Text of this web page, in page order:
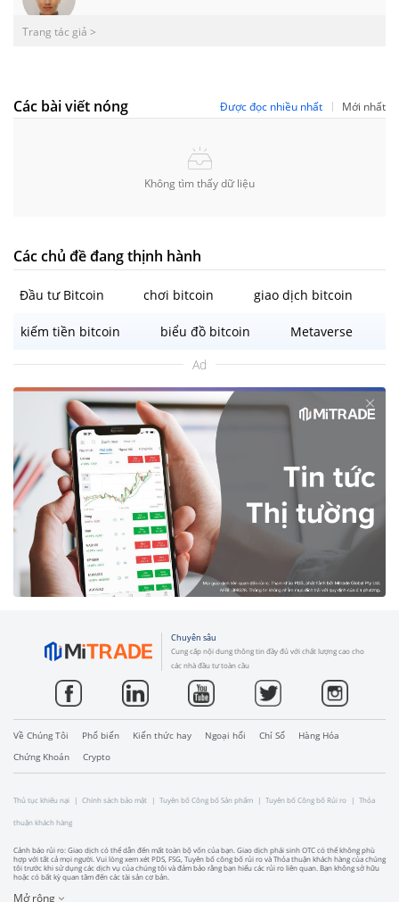
Trang tác giả >
Các bài viết nóng Được đọc nhiều nhất Mới nhất
Không tìm thấy dữ liệu
Các chủ đề đang thịnh hành
Đầu tư Bitcoin chơi bitcoin giao dịch bitcoin
kiếm tiền bitcoin biểu đồ bitcoin
Metaverse
Ad
Chuyên sâu
Cung cấp nội dung thông tin đầy đủ với chất lượng cao cho
các nhà đầu tư toàn cầu
Về Chúng Tôi Phổ biến Kiến thức hay Ngoại hối Chỉ Số
Hàng Hóa
Chứng Khoán
Crypto
Thủ tục khiếu nại Chính sách bảo mật Tuyên bố Công bố Sản phẩm Tuyên bố Công bố Rủi ro Thỏa
thuận khách hàng
Cảnh báo rủi ro: Giao dịch có thể dẫn đến mất toàn bộ vốn của bạn. Giao dịch phái sinh OTC có thể không phù
hợp với tất cả mọi người. Vui lòng xem xét PDS, FSG, Tuyên bố công bố rủi ro và Thỏa thuận khách hàng của chúng
tôi trước khi sử dụng các dịch vụ của chúng tôi và đảm bảo rằng bạn hiểu các rủi ro liên quan. Bạn không sở hữu
hoặc có bất kỳ quan tâm đến các tài sản cơ bản.
Mở rộng